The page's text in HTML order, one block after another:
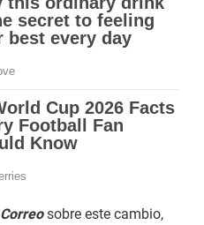
Correosobre este cambio,